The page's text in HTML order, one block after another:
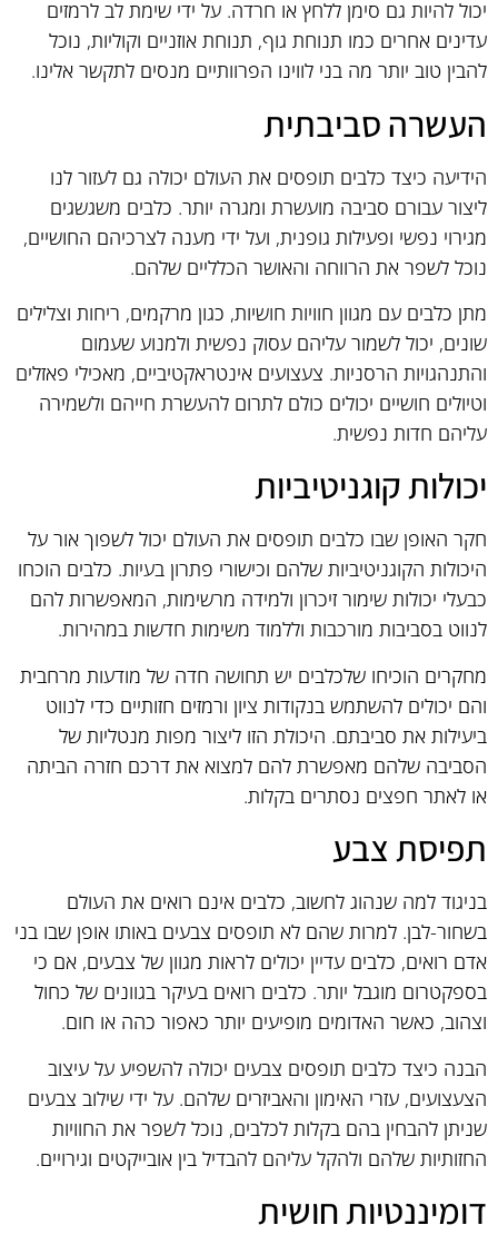
יכול להיות גם סימן ללחץ או חרדה. על ידי שימת לב לרמזים
עדינים אחרים כמו תנוחת גוף, תנוחת אוזניים וקוליות, נוכל
להבין טוב יותר מה בני לווינו הפרוותיים מנסים לתקשר אלינו.
העשרה סביבתית
הידיעה כיצד כלבים תופסים את העולם יכולה גם לעזור לנו
ליצור עבורם סביבה מועשרת ומגרה יותר. כלבים משגשגים
מגירוי נפשי ופעילות גופנית, ועל ידי מענה לצרכיהם החושיים,
נוכל לשפר את הרווחה והאושר הכלליים שלהם.
מתן כלבים עם מגוון חוויות חושיות, כגון מרקמים, ריחות וצלילים
שונים, יכול לשמור עליהם עסוק נפשית ולמנוע שעמום
והתנהגויות הרסניות. צעצועים אינטראקטיביים, מאכילי פאזלים
וטיולים חושיים יכולים כולם לתרום להעשרת חייהם ולשמירה
עליהם חדות נפשית.
יכולות קוגניטיביות
חקר האופן שבו כלבים תופסים את העולם יכול לשפוך אור על
היכולות הקוגניטיביות שלהם וכישורי פתרון בעיות. כלבים הוכחו
כבעלי יכולות שימור זיכרון ולמידה מרשימות, המאפשרות להם
לנווט בסביבות מורכבות וללמוד משימות חדשות במהירות.
מחקרים הוכיחו שלכלבים יש תחושה חדה של מודעות מרחבית
והם יכולים להשתמש בנקודות ציון ורמזים חזותיים כדי לנווט
ביעילות את סביבתם. היכולת הזו ליצור מפות מנטליות של
הסביבה שלהם מאפשרת להם למצוא את דרכם חזרה הביתה
או לאתר חפצים נסתרים בקלות.
תפיסת צבע
בניגוד למה שנהוג לחשוב, כלבים אינם רואים את העולם
בשחור-לבן. למרות שהם לא תופסים צבעים באותו אופן שבו בני
אדם רואים, כלבים עדיין יכולים לראות מגוון של צבעים, אם כי
בספקטרום מוגבל יותר. כלבים רואים בעיקר בגוונים של כחול
וצהוב, כאשר האדומים מופיעים יותר כאפור כהה או חום.
הבנה כיצד כלבים תופסים צבעים יכולה להשפיע על עיצוב
הצעצועים, עזרי האימון והאביזרים שלהם. על ידי שילוב צבעים
שניתן להבחין בהם בקלות לכלבים, נוכל לשפר את החוויות
החזותיות שלהם ולהקל עליהם להבדיל בין אובייקטים וגירויים.
דומיננטיות חושית